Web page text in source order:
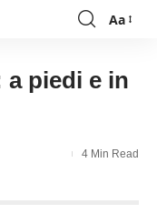
Font
Aa
a piedi e in
4 Min Read